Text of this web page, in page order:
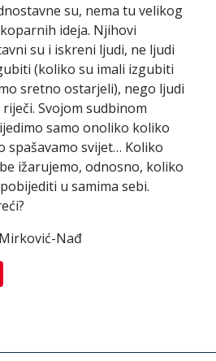
su, nema tu velikog
ideja. Njihovi
su i iskreni ljudi, ne ljudi
(koliko su imali izgubiti
sretno ostarjeli), nego ljudi
Svojom sudbinom
samo onoliko koliko
spašavamo svijet… Koliko
ižarujemo, odnosno, koliko
u samima sebi.
Nađ